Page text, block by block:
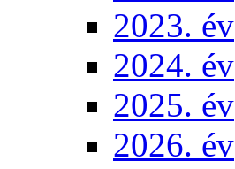
2023. év
2024. év
2025. év
2026. év